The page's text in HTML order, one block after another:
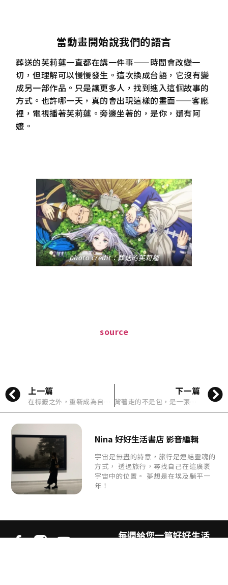
當動畫開始說我們的語言
葬送的芙莉蓮一直都在講一件事——時間會改變一
切，但理解可以慢慢發生。這次換成台語，它沒有變
成另一部作品。只是讓更多人，找到進入這個故事的
方式。也許哪一天，真的會出現這樣的畫面——客廳
裡，電視播著芙莉蓮。旁邊坐著的，是你，還有阿
嬤。
photo credit：葬送的芙莉蓮
source
上一篇
在標籤之外，重新成為自己：i-dle 與《大誌雜誌》五月號的真實告白
下一篇
背著走的不是包，是一張床——IKEA娃包升級登場，這次真的會讓人想收
Nina 好好生活書店 影音編輯
宇宙是無盡的詩意，旅行是連結靈魂的
方式， 透過旅行，尋找自己在這廣袤
宇宙中的位置。 夢想是在埃及躺平一
年！
每週給您一篇好好生活